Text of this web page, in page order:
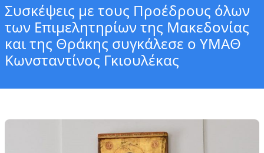
Συσκέψεις με τους Προέδρους όλων
των Επιμελητηρίων της Μακεδονίας
και της Θράκης συγκάλεσε ο ΥΜΑΘ
Κωνσταντίνος Γκιουλέκας